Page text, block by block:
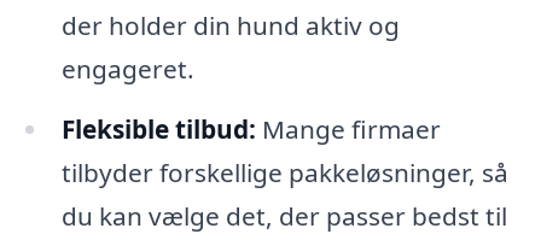
der holder din hund aktiv og
engageret.
Fleksible tilbud: Mange firmaer
tilbyder forskellige pakkeløsninger, så
du kan vælge det, der passer bedst til